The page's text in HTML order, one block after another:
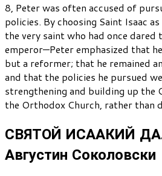
8, Peter was often accused of
policies. By choosing Saint Isaac
the very saint who had once dared
emperor—Peter emphasized that
but a reformer; that he remained
and that the policies he pursued
strengthening and building up the
the Orthodox Church, rather than
СВЯТОЙ ИСААКИЙ
Августин Соколовски